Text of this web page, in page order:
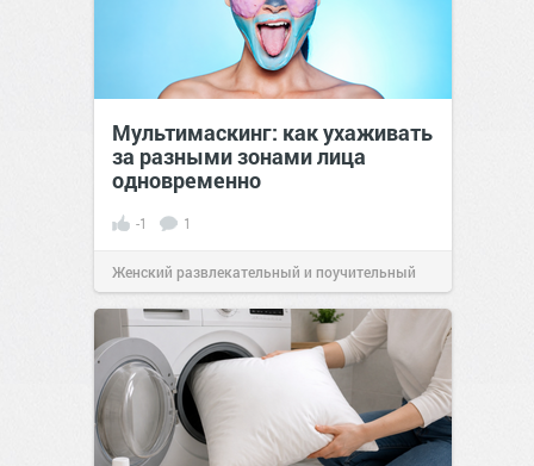
Мультимаскинг: как ухаживать
за разными зонами лица
одновременно
-1 1
Женский развлекательный и поучительный
сайт.21:46 Вчера